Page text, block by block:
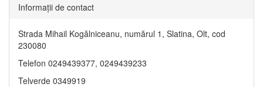
Informaţii de contact
Strada Mihail Kogălniceanu, numărul 1, Slatina, Olt, cod
230080
Telefon 0249439377, 0249439233
Telverde 0349919